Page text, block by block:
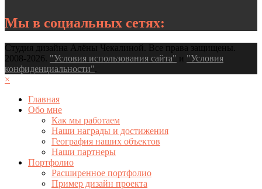
Мы в социальных сетях:
Студия дизайна Алёны Чекалиной. Все права защищены.
2008-2026. "Условия использования сайта" и "Условия
конфиденциальности"
×
Главная
Обо мне
Как мы работаем
Наши награды и достижения
География наших объектов
Наши партнеры
Портфолио
Расширенное портфолио
Пример дизайн проекта